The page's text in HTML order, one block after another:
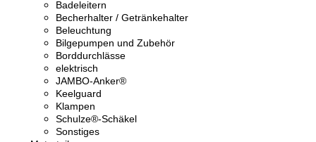
Badeleitern
Becherhalter / Getränkehalter
Beleuchtung
Bilgepumpen und Zubehör
Borddurchlässe
elektrisch
JAMBO-Anker®
Keelguard
Klampen
Schulze®-Schäkel
Sonstiges